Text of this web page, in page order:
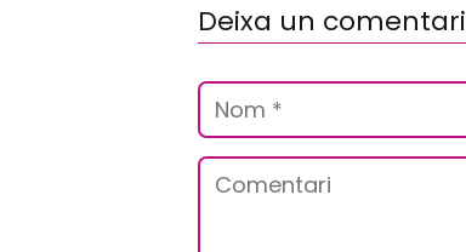
Deixa un comentari